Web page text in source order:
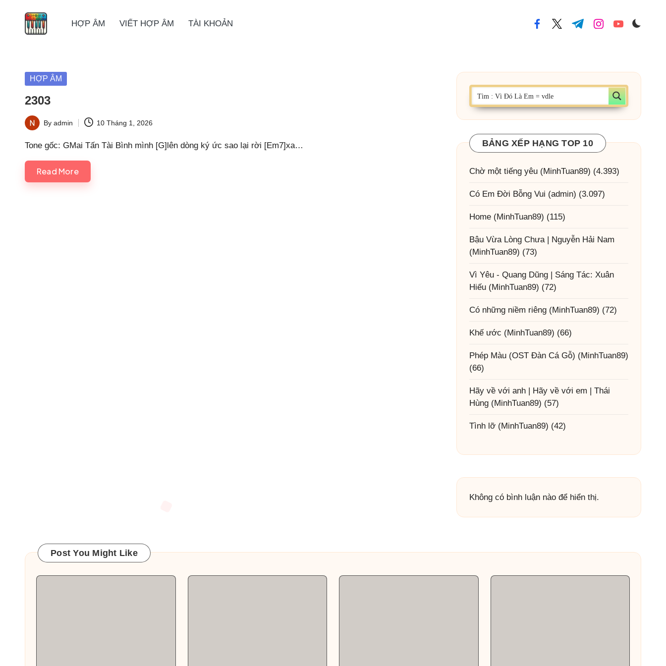
HỢP ÂM VIẾT HỢP ÂM TÀI KHOẢN facebook.com
twitter.com
t.me instagram.com
youtube.com
Posted
HỢP ÂM
2303
Posted
by
By admin 10 Tháng 1, 2026
Tone gốc: GMai Tấn Tài Bình mình [G]lên dòng ký ức sao lại rời [Em7]xa…
Read More
BẢNG XẾP HẠNG TOP 10
Chờ một tiếng yêu (MinhTuan89) (4.393)
Có Em Đời Bỗng Vui (admin) (3.097)
Home (MinhTuan89) (115)
Bậu Vừa Lòng Chưa | Nguyễn Hải Nam
(MinhTuan89) (73)
Vì Yêu - Quang Dũng | Sáng Tác: Xuân
Hiếu (MinhTuan89) (72)
Có những niềm riêng (MinhTuan89) (72)
Khế ước (MinhTuan89) (66)
Phép Màu (OST Đàn Cá Gỗ) (MinhTuan89)
(66)
Hãy về với anh | Hãy về với em | Thái
Hùng (MinhTuan89) (57)
Tình lỡ (MinhTuan89) (42)
Không có bình luận nào để hiển thị.
Post You Might Like